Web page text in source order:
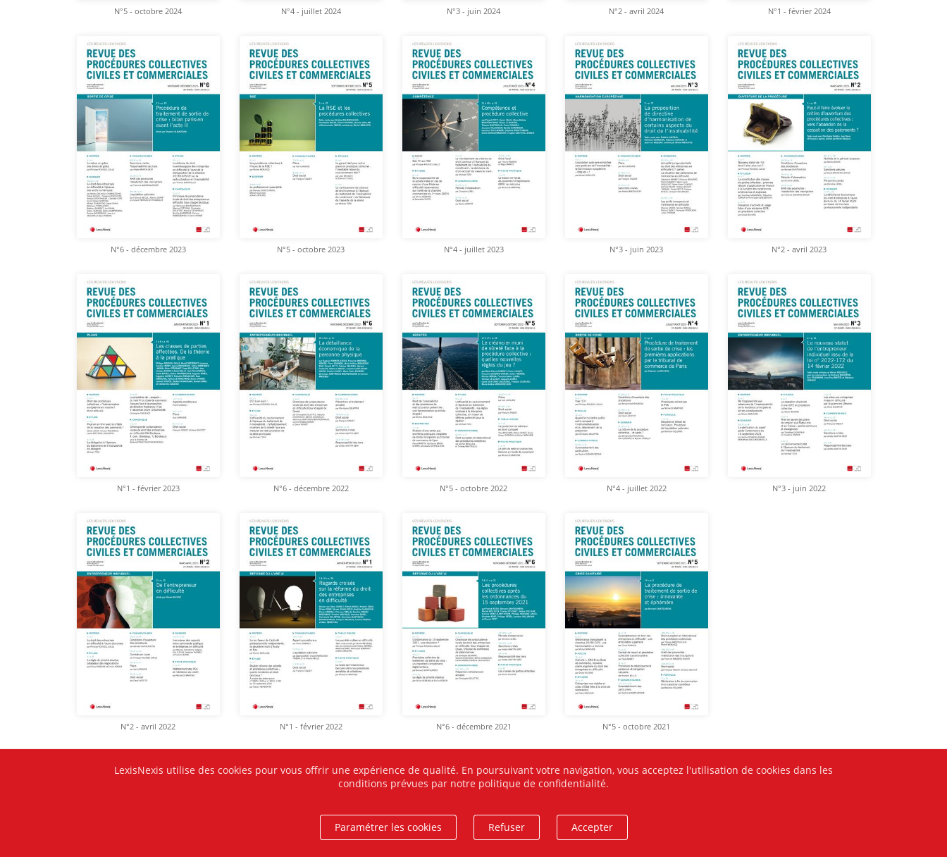
N°5 - octobre 2024 N°4 - juillet 2024 N°3 - juin 2024 N°2 - avril 2024 N°1 - février 2024
N°6 - décembre 2023 N°5 - octobre 2023 N°4 - juillet 2023 N°3 - juin 2023 N°2 - avril 2023
N°1 - février 2023 N°6 - décembre 2022 N°5 - octobre 2022 N°4 - juillet 2022 N°3 - juin 2022
N°2 - avril 2022 N°1 - février 2022 N°6 - décembre 2021 N°5 - octobre 2021
LexisNexis utilise des cookies pour vous offrir une expérience de qualité. En poursuivant votre navigation, vous acceptez l'utilisation de cookies dans les
conditions prévues par notre politique de confidentialité.
Paramétrer les cookies Refuser Accepter